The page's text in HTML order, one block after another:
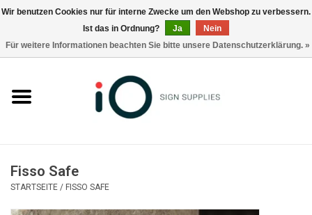
Marken
Rufen Sie uns an +32 3 353 67 63
Fisso Safe
STARTSEITE / FISSO SAFE
Wir benutzen Cookies nur für interne Zwecke um den Webshop zu verbessern.
Ist das in Ordnung?
Ja
Nein
Für weitere Informationen beachten Sie bitte unsere Datenschutzerklärung. »